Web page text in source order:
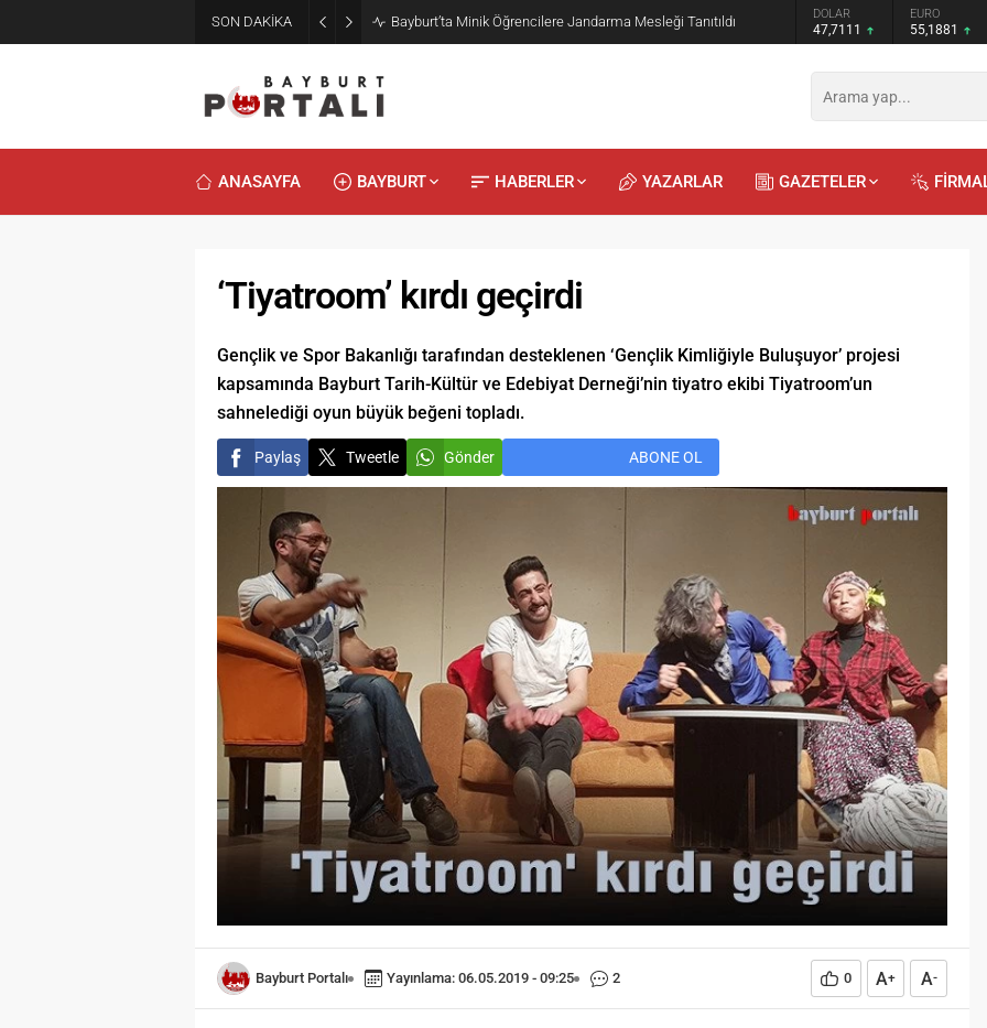
SON DAKİKA
2. Bayburt Gastronomi Festivali BAYDER Müzik Korosu
Konseriyle Final Yaptı
GRAM ALTIN
6.660,55
DOLAR
47,7111
ANASAYFA BAYBURT HABERLER YAZARLAR GAZETELER
‘Tiyatroom’ kırdı geçirdi
Gençlik ve Spor Bakanlığı tarafından desteklenen ‘Gençlik Kimliğiyle Buluşuyor’ projesi
kapsamında Bayburt Tarih-Kültür ve Edebiyat Derneği’nin tiyatro ekibi Tiyatroom’un
sahnelediği oyun büyük beğeni topladı.
Paylaş Tweetle Gönder ABONE OL
Bayburt Portalı Yayınlama: 06.05.2019 - 09:25 2 0 A+ A-
RecepKayalı
29.04.2026 - 12:23
Duyularla mı, Duygularla mı
Öğreniriz?
değişiminde geniş yer etmiş
hayati öneme sahip bir olgu
olarak tarih boyunca konu olmuş
temel bir insan işlevidir.
Öğrenme eğitim bilimcilerce
kişinin çevresi ile etkileşimi
sonucunda meydana gelen kalıcı
izli bilişsel, duyuşsal ve
davranışsal...
ÖnderEryılmaz
(Bayburtlu Coşkun)
Derinden hayranlık duyduğum
birisidir Taşlıcalı Yahya Bey. Beş
adet mesnevi tarzı eseriyle
hamse sahibi kabul edilir aynı
zamanda. Taşlıcalı Yahya’nın beş
mesnevisinden birisi 1537
tarihinde kaleme aldığı Şah u
Geda adlı eseridir. ‘On Yedinci
Asırda Bir Bahar...